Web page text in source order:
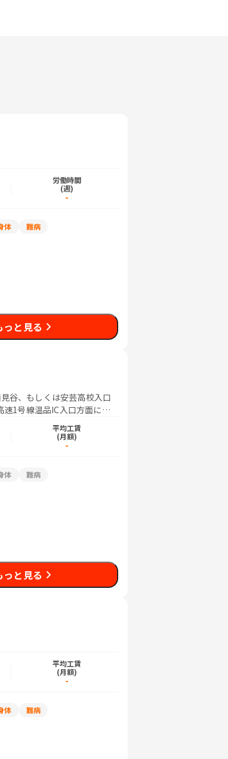
労働時間
(週)
-
体 難病
っと見る
谷、もしくは安芸高校入口
1号線温品IC入口方面に左
平均工賃
(月額)
-
体 難病
っと見る
平均工賃
(月額)
-
体 難病